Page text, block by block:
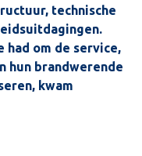
technische
had om de service,
hun brandwerende
kwam